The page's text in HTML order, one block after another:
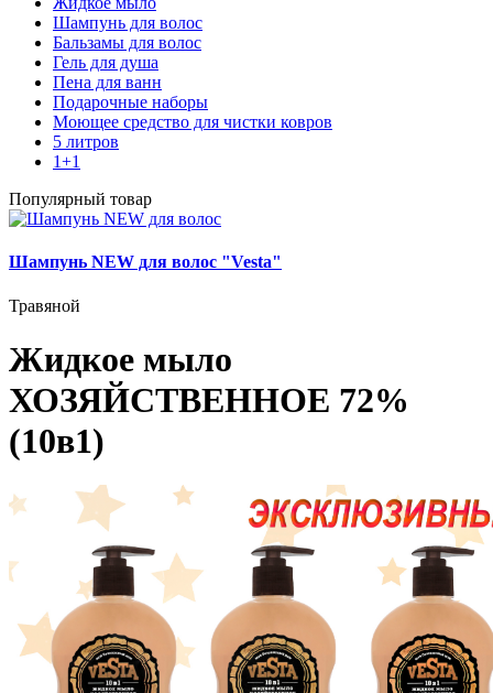
Шампунь для волос
Бальзамы для волос
Гель для душа
Пена для ванн
Подарочные наборы
Моющее средство для чистки ковров
5 литров
1+1
Популярный товар
Шампунь NEW для волос "Vesta"
Травяной
Жидкое мыло
ХОЗЯЙСТВЕННОЕ 72%
(10в1)